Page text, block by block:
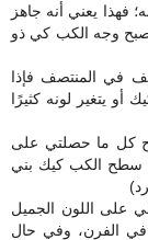
فهذا يعني أنه جاهز
وجه الكب كي ذو
في المنتصف فإذا
يتغير لونه كثيرًا
كل ما حصلتي على
سطح الكب كيك بني
على اللون الجميل
في الفرن، وفي حال